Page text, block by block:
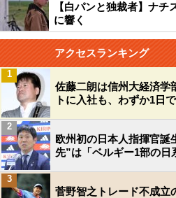
【白パンと独裁者】ナ
に響く
アクセスランキング
佐藤二朗は信州大経済学
トに入社も、わずか1日
1
欧州初の日本人指揮官誕
先”は「ベルギー1部の日
2
菅野智之トレード不成立
3